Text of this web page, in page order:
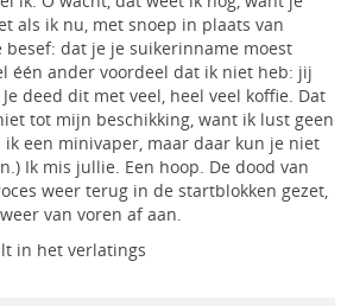
als ik nu, met snoep in plaats van
dat je je suikerinname moest
één ander voordeel dat ik niet heb: jij
deed dit met veel, heel veel koffie. Dat
tot mijn beschikking, want ik lust geen
ik een minivaper, maar daar kun je niet
Ik mis jullie. Een hoop. De dood van
weer terug in de startblokken gezet,
van voren af aan.
in het verlatings